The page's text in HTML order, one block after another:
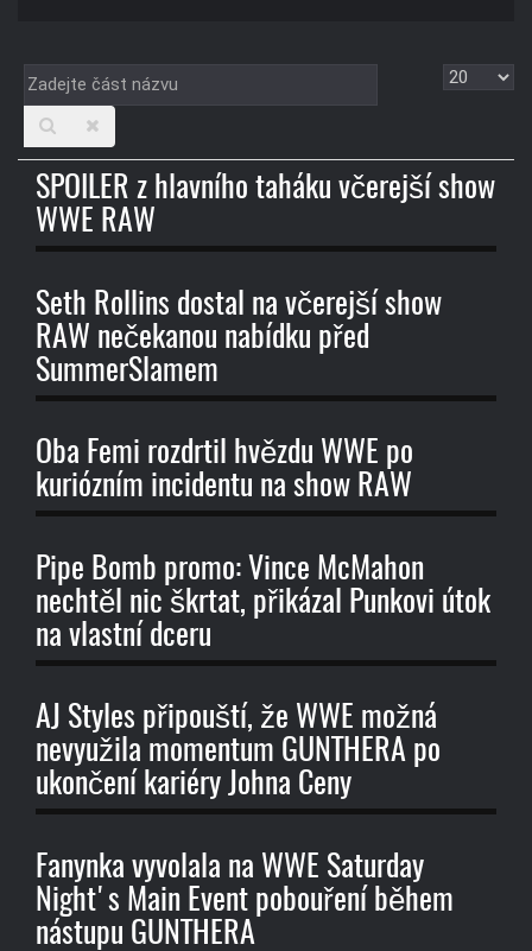
Zadejte
část
názvu
Zobrazit
SPOILER z hlavního taháku včerejší show
WWE RAW
Seth Rollins dostal na včerejší show
RAW nečekanou nabídku před
SummerSlamem
Oba Femi rozdrtil hvězdu WWE po
kuriózním incidentu na show RAW
Pipe Bomb promo: Vince McMahon
nechtěl nic škrtat, přikázal Punkovi útok
na vlastní dceru
AJ Styles připouští, že WWE možná
nevyužila momentum GUNTHERA po
ukončení kariéry Johna Ceny
Fanynka vyvolala na WWE Saturday
Night's Main Event pobouření během
nástupu GUNTHERA